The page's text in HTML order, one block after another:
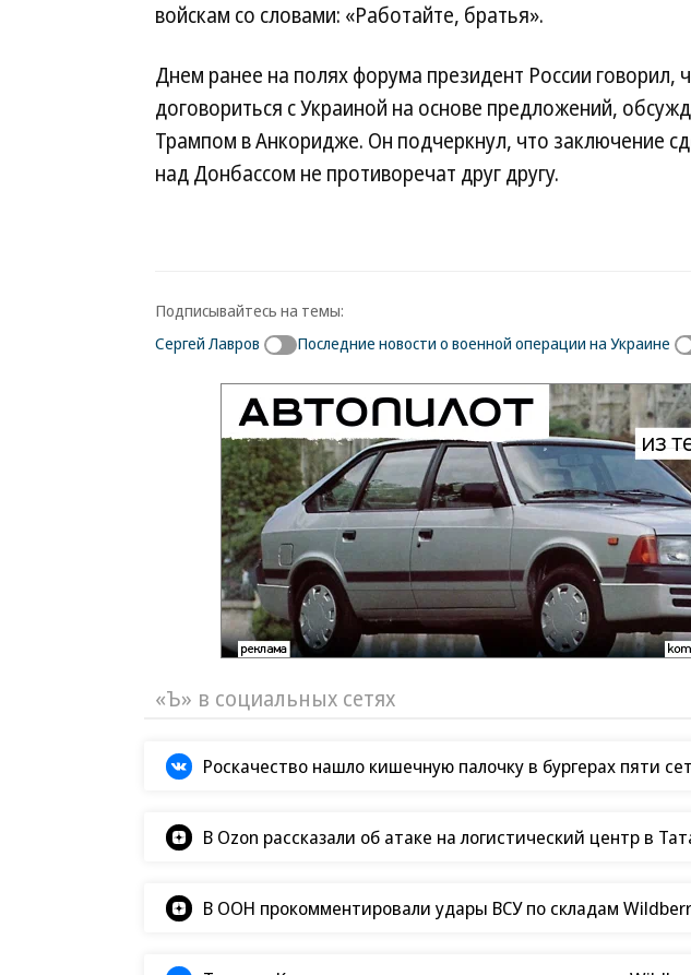
войскам со словами: «Работайте, братья».
Днем ранее на полях форума президент России говорил,
договориться с Украиной на основе предложений,
Трампом в Анкоридже. Он подчеркнул, что заключение
над Донбассом не противоречат друг другу.
Подписывайтесь на темы:
Сергей Лавров
Последние новости о военной операции на Украине
«Ъ» в социальных сетях
Роскачество нашло кишечную палочку в бургерах пяти
В Ozon рассказали об атаке на логистический центр в
В ООН прокомментировали удары ВСУ по складам